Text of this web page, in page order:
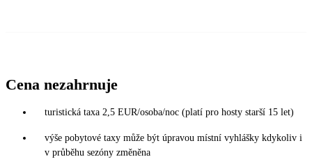
Cena nezahrnuje
turistická taxa 2,5 EUR/osoba/noc (platí pro hosty starší 15 let)
výše pobytové taxy může být úpravou místní vyhlášky kdykoliv i
v průběhu sezóny změněna